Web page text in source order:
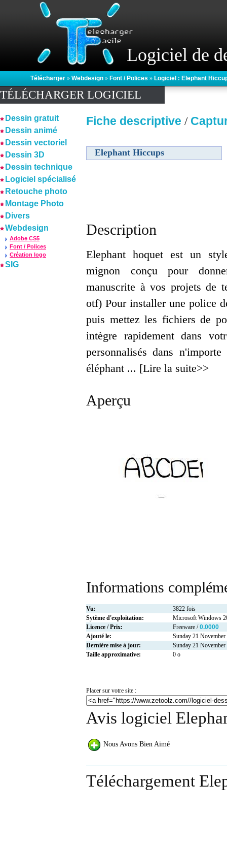
Logiciel de
Télécharger » Webdesign » Font / Polices » Logiciel : Elephant
TÉLÉCHARGER LOGICIEL
Dessin gratuit
Dessin animé
Dessin vectoriel
Dessin 3D
Dessin technique
Logiciel spécialisé
Retouche photo
Montage Photo
Divers
Webdesign
Adobe CS5
Font / Polices
Création logo
SIG
Fiche descriptive /
Elephant Hiccups
Description
Elephant hoquet est un
mignon conçu pour
manuscrite à vos projets de
otf) Pour installer une police
puis mettez les fichiers de
intègre rapidement dans
personnalisés dans
éléphant ... [Lire la suite>>
Aperçu
Informations
Vu:
3822 fois
Sytème d'exploitation:
Microsoft Windows
Licence / Prix:
Freeware /0.0000
Ajouté le:
Sunday 21 November
Dernière mise à jour:
Sunday 21 November
Taille approximative:
0 o
Placer sur votre site :
Avis logiciel
Nous Avons Bien Aimé
Téléchargement